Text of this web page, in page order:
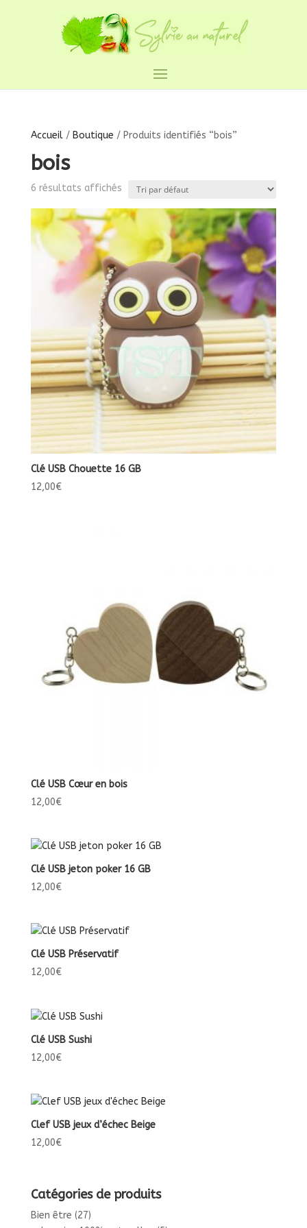
Accueil/ Boutique / Produits identifiés “bois”
bois
6 résultats affichés
Clé USB Chouette 16 GB
12,00€
Clé USB Cœur en bois
12,00€
Clé USB jeton poker 16 GB
12,00€
Clé USB Préservatif
12,00€
Clé USB Sushi
12,00€
Clef USB jeux d’échec Beige
12,00€
Catégories de produits
Bien être (27)